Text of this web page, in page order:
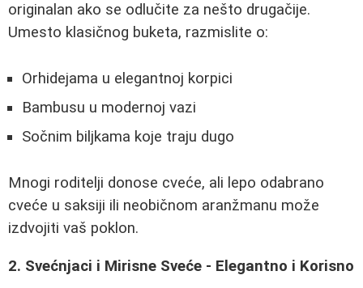
originalan ako se odlučite za nešto drugačije.
Umesto klasičnog buketa, razmislite o:
Orhidejama u elegantnoj korpici
Bambusu u modernoj vazi
Sočnim biljkama koje traju dugo
Mnogi roditelji donose cveće, ali lepo odabrano
cveće u saksiji ili neobičnom aranžmanu može
izdvojiti vaš poklon.
2. Svećnjaci i Mirisne Sveće - Elegantno i Korisno